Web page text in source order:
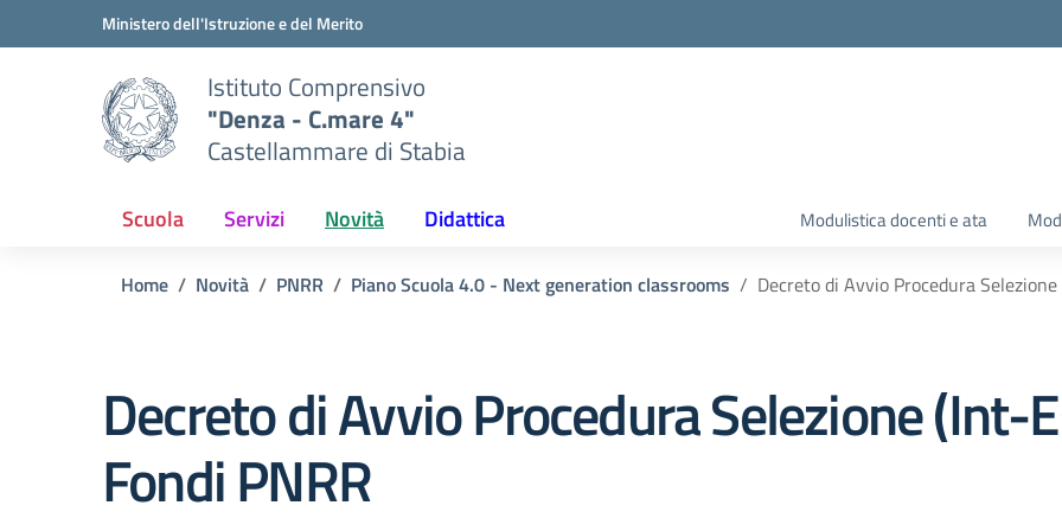
Vai ai contenuti
Vai al menu di navigazioneMinistero dell'Istruzione e del Merito
Istituto Comprensivo
"Denza - C.mare 4"
Castellammare di Stabia
Scuola Servizi Novità Didattica Modulistica docenti e ata
Home Novità PNRR Piano Scuola 4.0 - Next generation classrooms Decreto di Avvio Procedura
Decreto di Avvio Procedura Selezione (Int-
Fondi PNRR